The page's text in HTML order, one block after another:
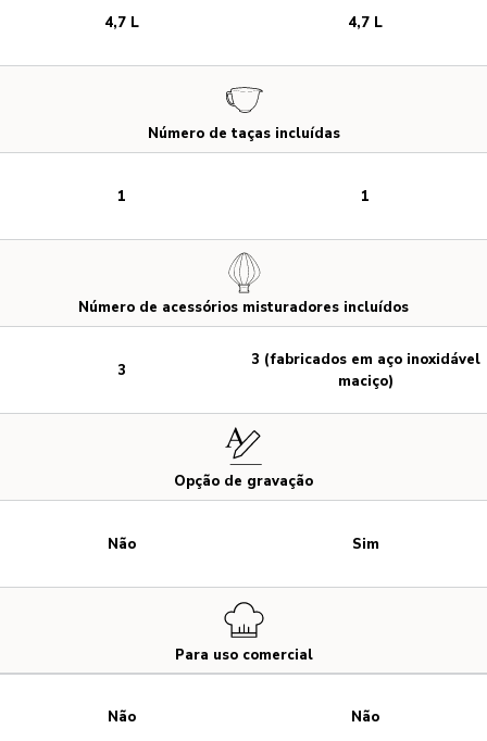
Número de taças incluídas
Número de acessórios misturadores incluídos
Opção de gravação
Para uso comercial
4,7 L
1
3
Não
Não
4,7 L
1
3 (fabricados em aço inoxidável
maciço)
Sim
Não